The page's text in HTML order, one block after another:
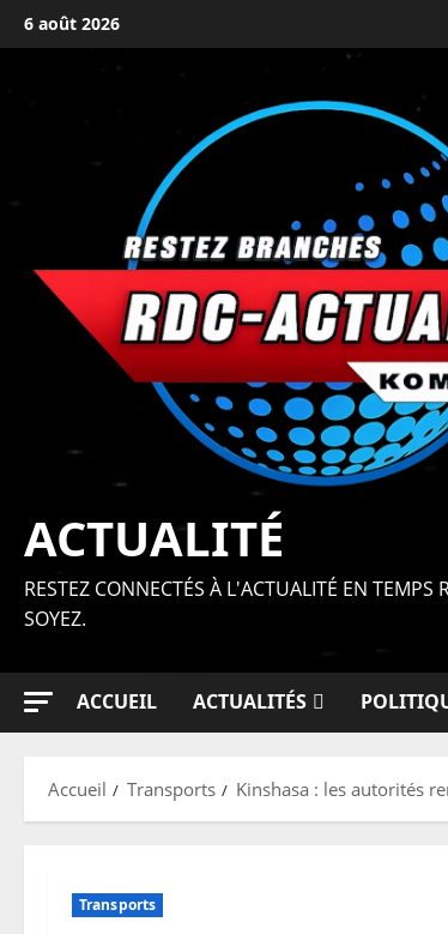
principal
6 août 2026
ACTUALITÉ
RESTEZ CONNECTÉS À L'ACTUALITÉ EN TEMPS
SOYEZ.
ACCUEIL ACTUALITÉS
Accueil Transports Kinshasa : les autorités
Transports